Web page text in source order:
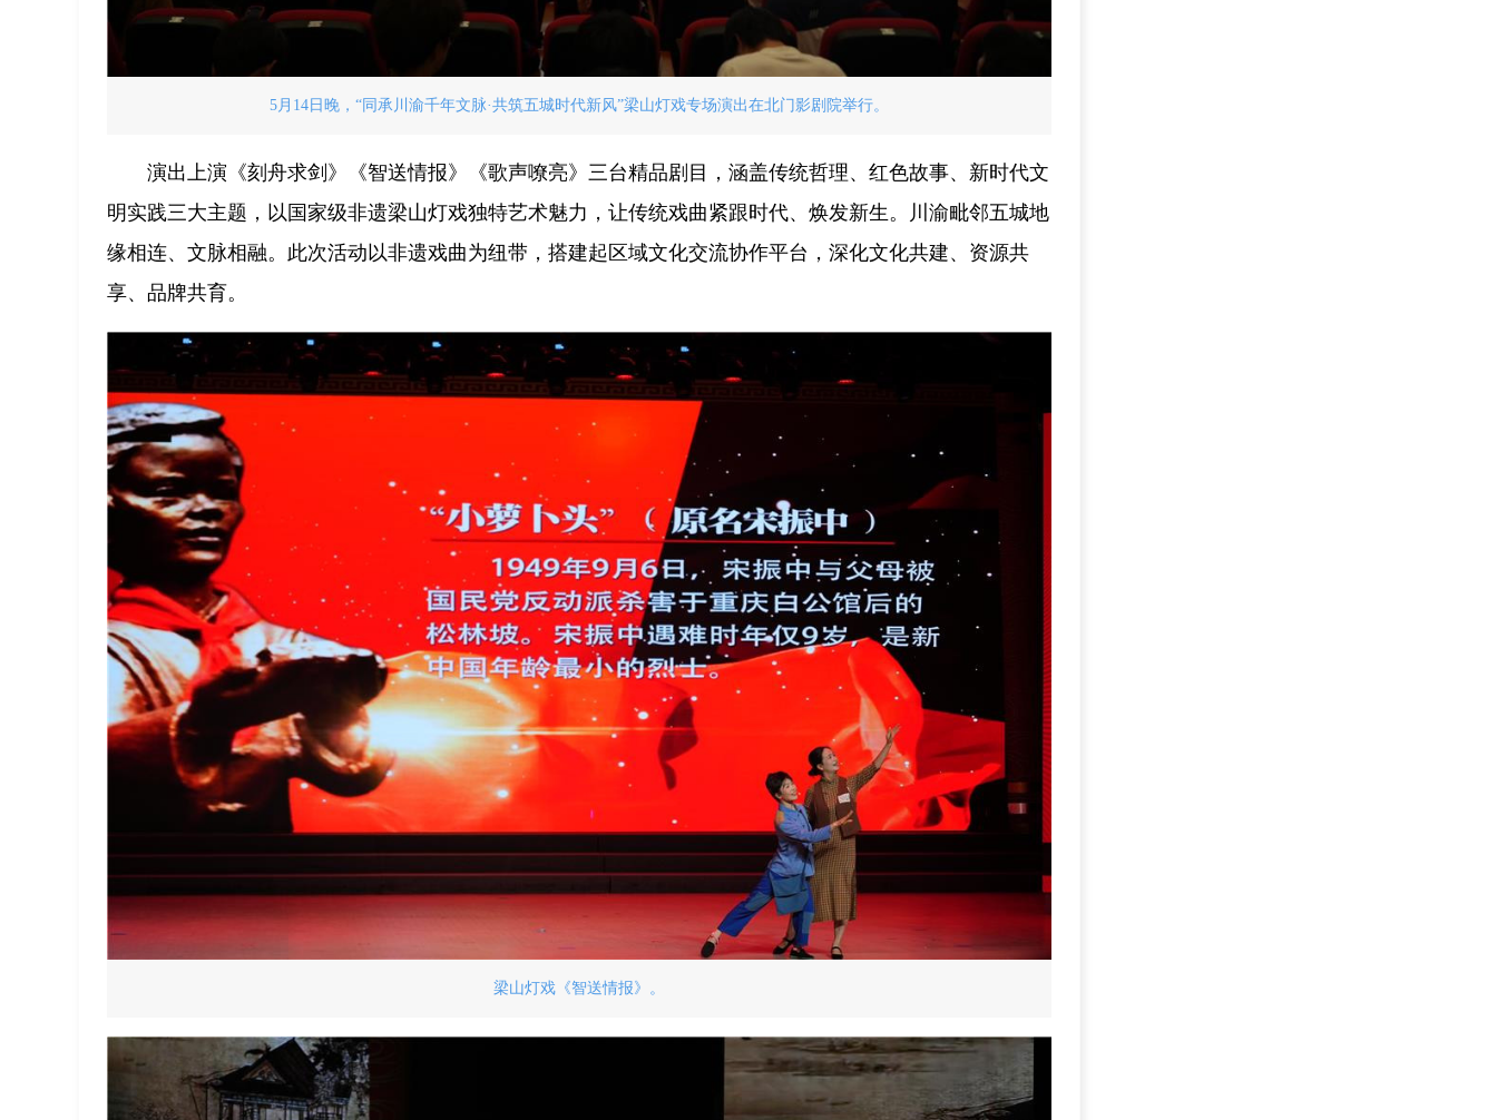
5月14日晚，“同承川渝千年文脉·共筑五城时代新风”梁山灯戏专场演出在北门影剧院举行。
演出上演《刻舟求剑》《智送情报》《歌声嘹亮》三台精品剧目，涵盖传统哲理、红色故事、新时代文
明实践三大主题，以国家级非遗梁山灯戏独特艺术魅力，让传统戏曲紧跟时代、焕发新生。川渝毗邻五城地
缘相连、文脉相融。此次活动以非遗戏曲为纽带，搭建起区域文化交流协作平台，深化文化共建、资源共
享、品牌共育。
梁山灯戏《智送情报》。